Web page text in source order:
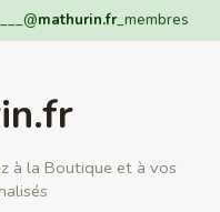
mathurin.fr_membres
à la Boutique et à vos